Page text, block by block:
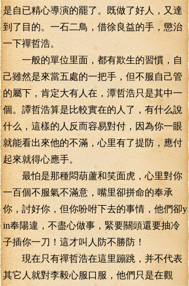
是自已精心導演的罷了。既做了好人，又達
到了目的。一石二鳥，借徐良益的手，懲治
一下禪哲浩。
一般的單位里面，都有欺生的習慣，自
己雖然是來當五處的一把手，但不服自己管
的屬下，肯定大有人在，潭哲浩只是其中一
個。譚哲浩算是比較實在的人了，有什么說
什么，這樣的人反而容易對付，因為你一眼
就能看出來他的不滿，心里有了提防，應付
起來就得心應手。
最怕是那種悶葫蘆和笑面虎，心里對你
一百個不服氣不滿意，嘴里卻拼命的奉承
你，討好你，但你吩咐下去的事情，他們卻y
in奉陽違，不盡心做事，緊要關頭還要抽冷
子插你一刀！這才叫人防不勝防！
現在只有禪哲浩在這里蹦跳，并不代表
其它人就對李毅心服口服，他們只是在觀